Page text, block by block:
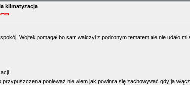
klimatyzacja
Wojtek pomagał bo sam walczył z podobnym tematem ale nie udało mi
ponieważ nie wiem jak powinna się zachowywać gdy ja